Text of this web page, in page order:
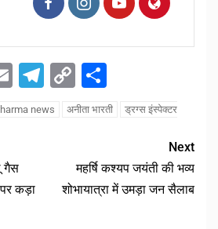
EmailTelegram
Copy
Link
news अनीता भारती
ड्रग्स इंस्पेक्टर
गैस
कड़ा
Next
महर्षि कश्यप जयंती की भव्य
शोभायात्रा में उमड़ा जन सैलाब